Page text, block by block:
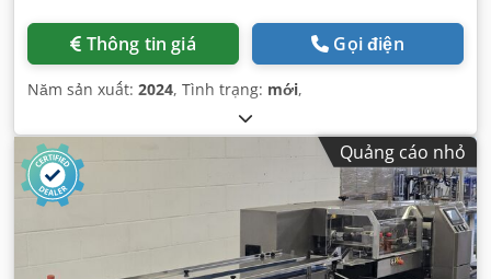
Thông tin giá Gọi điện
Năm sản xuất: 2024, Tình trạng: mới,
Quảng cáo nhỏ